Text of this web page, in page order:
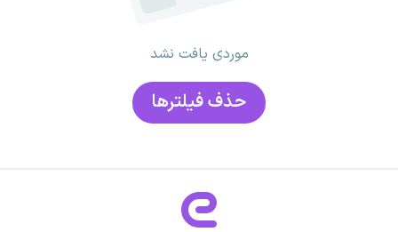
موردی یافت نشد
حذف فیلتر‌ها